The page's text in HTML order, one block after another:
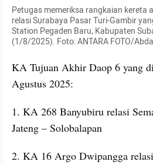
Petugas memeriksa rangkaian kereta
relasi Surabaya Pasar Turi-Gambir
Station Pegaden Baru, Kabupaten
(1/8/2025). Foto: ANTARA FOTO/
KA Tujuan Akhir Daop 6 yang
Agustus 2025:
1. KA 268 Banyubiru relasi
Jateng – Solobalapan
2. KA 16 Argo Dwipangga